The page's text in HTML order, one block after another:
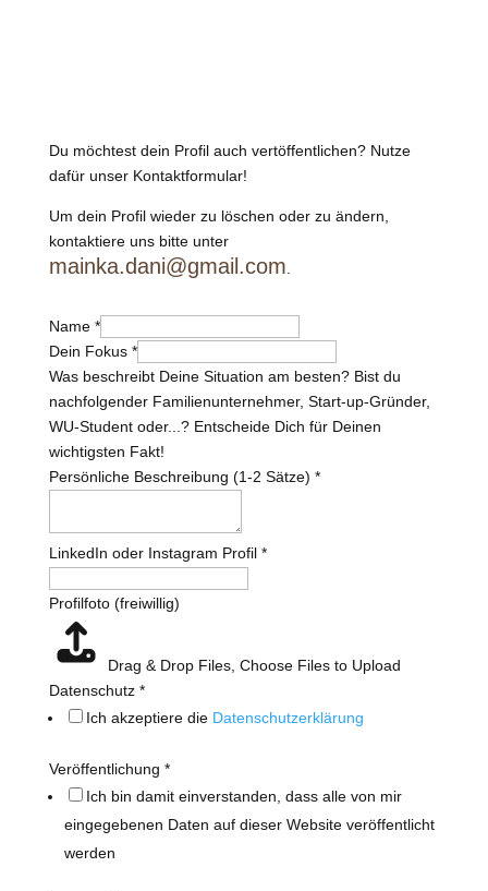
Du möchtest dein Profil auch vertöffentlichen? Nutze
dafür unser Kontaktformular!
Um dein Profil wieder zu löschen oder zu ändern,
kontaktiere uns bitte unter
mainka.dani@gmail.com
Name *
Dein Fokus *
Was beschreibt Deine Situation am besten? Bist du
nachfolgender Familienunternehmer, Start-up-Gründer,
WU-Student oder...? Entscheide Dich für Deinen
wichtigsten Fakt!
Persönliche Beschreibung (1-2 Sätze) *
LinkedIn oder Instagram Profil *
Name
Persönliche
(1-
Profilfoto (freiwillig)
Drag & Drop Files, Choose Files to Upload
Datenschutz *
Ich akzeptiere die Datenschutzerklärung
Veröffentlichung *
Ich bin damit einverstanden, dass alle von mir
eingegebenen Daten auf dieser Website veröffentlicht
werden